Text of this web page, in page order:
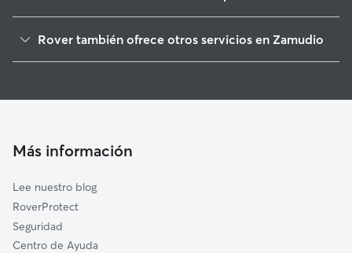
Bilbao
Basauri
Loiu
Lezama
Larrabetzu
Rover también ofrece otros servicios en Zamudio
Cuidadores a domicilio en Zamudio
Más información
Lee nuestro blog
RoverProtect
Seguridad
Centro de Ayuda